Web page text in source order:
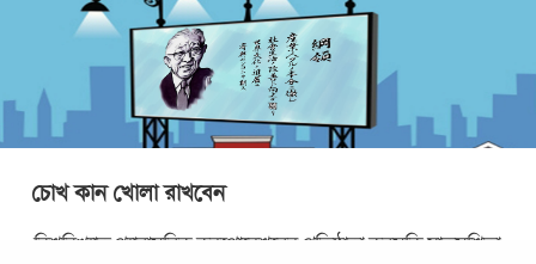
চোখ কান খোলা রাখবেন
বিশ্ববিখ্যাত প্যানাসনিক করপোরেশনের প্রতিষ্ঠাতা কনসুকি মাতসুশিতা